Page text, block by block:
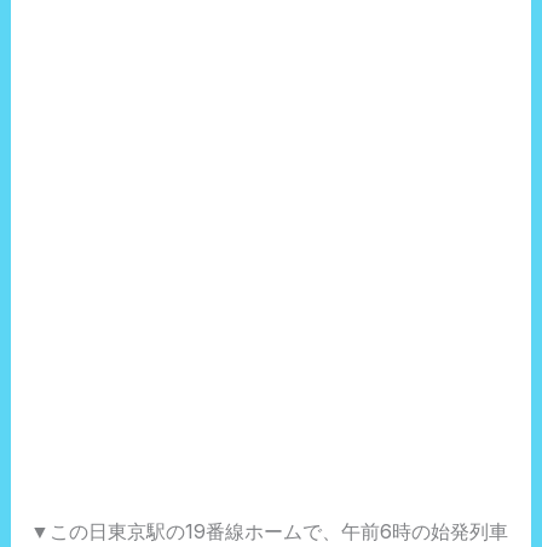
▼この日東京駅の19番線ホームで、午前6時の始発列車